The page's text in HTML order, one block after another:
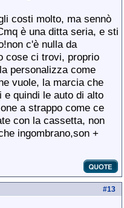
costi molto, ma sennò
è una ditta seria, e sti
c'è nulla da
cose ci trovi, proprio
personalizza come
vuole, la marcia che
quindi le auto di alto
a strappo come ce
con la cassetta, non
ingombrano,son +
#13